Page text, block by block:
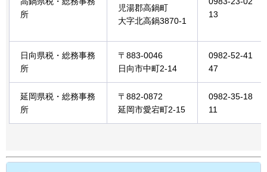
所
児湯郡高鍋町
大字北高鍋3870-1
13
日向県税・総務事務
所
〒883-0046
日向市中町2-14
0982-52-41
47
延岡県税・総務事務
所
〒882-0872
延岡市愛宕町2-15
0982-35-18
11